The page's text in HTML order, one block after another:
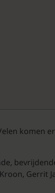
komen
Gerrit